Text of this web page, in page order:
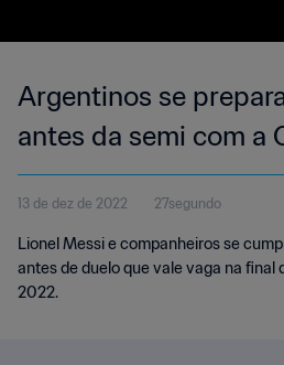
Argentinos se
antes da semi com a
13 de dez de 2022 27segundo
Lionel Messi e companheiros se
antes de duelo que vale vaga na final
2022.